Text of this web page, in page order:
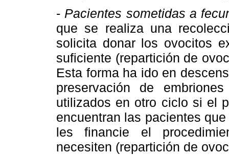
- Pacientes sometidas a
que se realiza una
solicita donar los ovocitos
suficiente (repartición de
Esta forma ha ido en
preservación de
utilizados en otro ciclo si el
encuentran las pacientes
les financie el
necesiten (repartición de